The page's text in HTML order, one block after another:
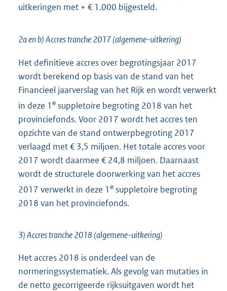
uitkeringen met + € 1.000 bijgesteld.
2a en b) Accres tranche 2017 (algemene-uitkering)
Het definitieve accres over begrotingsjaar 2017
wordt berekend op basis van de stand van het
Financieel jaarverslag van het Rijk en wordt verwerkt
in deze 1 e suppletoire begroting 2018 van het
provinciefonds. Voor 2017 wordt het accres ten
opzichte van de stand ontwerpbegroting 2017
verlaagd met € 3,5 miljoen. Het totale accres voor
2017 wordt daarmee € 24,8 miljoen. Daarnaast
wordt de structurele doorwerking van het accres
2017 verwerkt in deze 1 e suppletoire begroting
2018 van het provinciefonds.
3) Accres tranche 2018 (algemene-uitkering)
Het accres 2018 is onderdeel van de
normeringssystematiek. Als gevolg van mutaties in
de netto gecorrigeerde rijksuitgaven wordt het